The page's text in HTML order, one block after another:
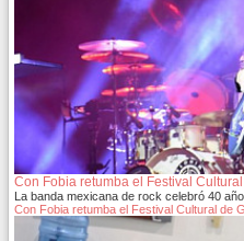
Con Fobia retumba el Festival
La banda mexicana de rock celebró 40
Con Fobia retumba el Festival Cultural de